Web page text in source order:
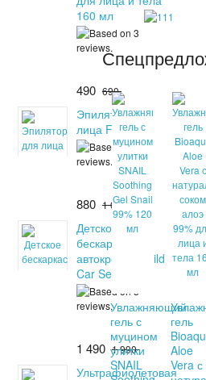
160 мл
490 690
Эпилятор для
лица Flawless
880 1 080
Детское
бескаркасное
автокресло Child
Car Seat
1 490 1 990
Ультрафиолетовая
Увлажняющий
гель с
муцином
улитки
SNAIL
гель
Aloe
Vera с